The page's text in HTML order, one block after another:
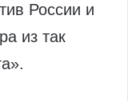
России и
из так